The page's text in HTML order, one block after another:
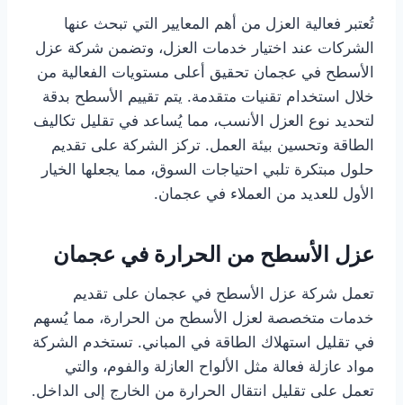
تُعتبر فعالية العزل من أهم المعايير التي تبحث عنها
الشركات عند اختيار خدمات العزل، وتضمن شركة عزل
الأسطح في عجمان تحقيق أعلى مستويات الفعالية من
خلال استخدام تقنيات متقدمة. يتم تقييم الأسطح بدقة
لتحديد نوع العزل الأنسب، مما يُساعد في تقليل تكاليف
الطاقة وتحسين بيئة العمل. تركز الشركة على تقديم
حلول مبتكرة تلبي احتياجات السوق، مما يجعلها الخيار
الأول للعديد من العملاء في عجمان.
عزل الأسطح من الحرارة في عجمان
تعمل شركة عزل الأسطح في عجمان على تقديم
خدمات متخصصة لعزل الأسطح من الحرارة، مما يُسهم
في تقليل استهلاك الطاقة في المباني. تستخدم الشركة
مواد عازلة فعالة مثل الألواح العازلة والفوم، والتي
تعمل على تقليل انتقال الحرارة من الخارج إلى الداخل.